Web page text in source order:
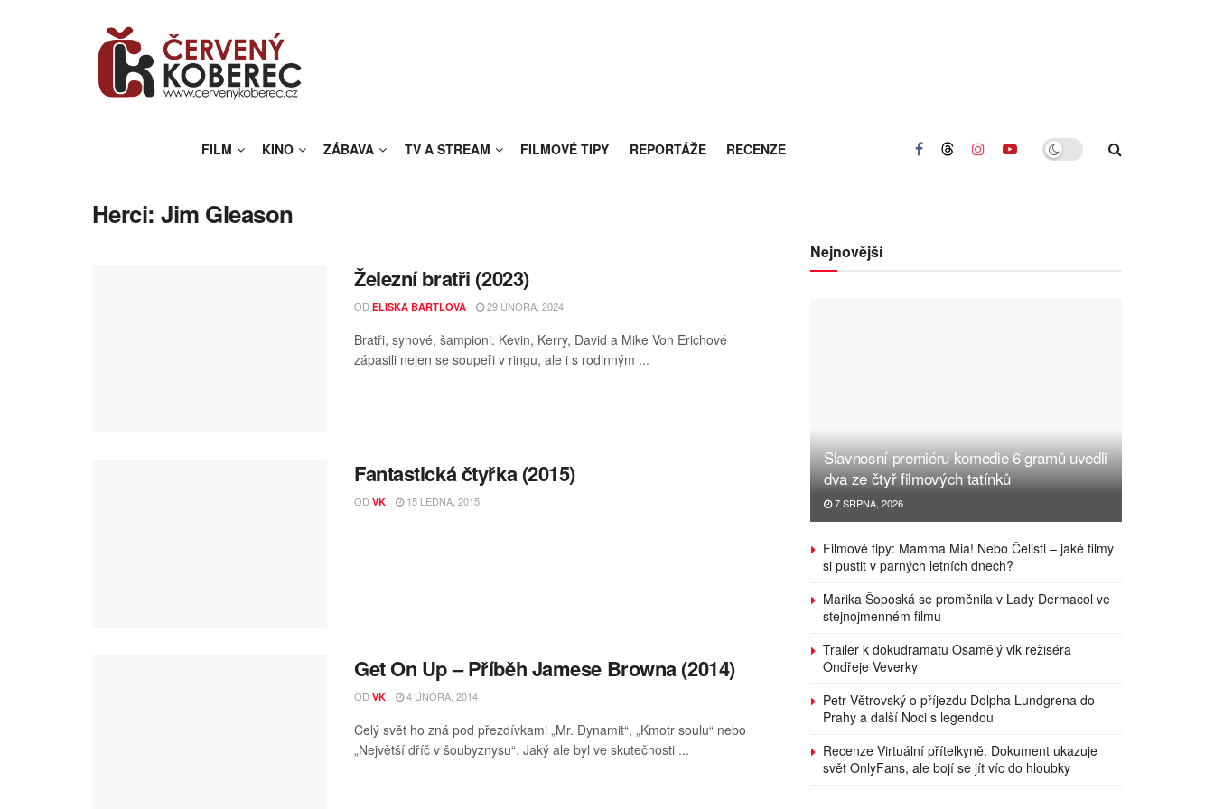
FILM KINO ZÁBAVA TV A STREAM FILMOVÉ TIPY REPORTÁŽE RECENZE
Herci:Jim Gleason
Železní bratři (2023)
OD ELIŠKA BARTLOVÁ 29 ÚNORA, 2024
Bratři, synové, šampioni. Kevin, Kerry, David a Mike Von Erichové
zápasili nejen se soupeři v ringu, ale i s rodinným ...
Fantastická čtyřka (2015)
OD VK 15 LEDNA, 2015
Get On Up – Příběh Jamese Browna (2014)
OD VK 4 ÚNORA, 2014
Celý svět ho zná pod přezdívkami „Mr. Dynamit“, „Kmotr soulu“ nebo
„Největší dříč v šoubyznysu“. Jaký ale byl ve skutečnosti ...
Nejnovější
Slavnosní premiéru komedie 6 gramů uvedli
dva ze čtyř filmových tatínků
7 SRPNA, 2026
Filmové tipy: Mamma Mia! Nebo Čelisti – jaké filmy
si pustit v parných letních dnech?
Marika Šoposká se proměnila v Lady Dermacol ve
stejnojmenném filmu
Trailer k dokudramatu Osamělý vlk režiséra
Ondřeje Veverky
Petr Větrovský o příjezdu Dolpha Lundgrena do
Prahy a další Noci s legendou
Recenze Virtuální přítelkyně: Dokument ukazuje
svět OnlyFans, ale bojí se jít víc do hloubky